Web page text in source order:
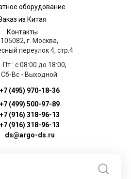
оборудование
из Китая
Контакты
105082, г. Москва,
переулок 4, стр.4
Пт.: с 08:00 до 18:00,
Сб-Вс - Выходной
+7 (495) 970-18-36
+7 (499) 500-97-89
+7 (916) 318-96-13
+7 (916) 318-96-13
ds@argo-ds.ru